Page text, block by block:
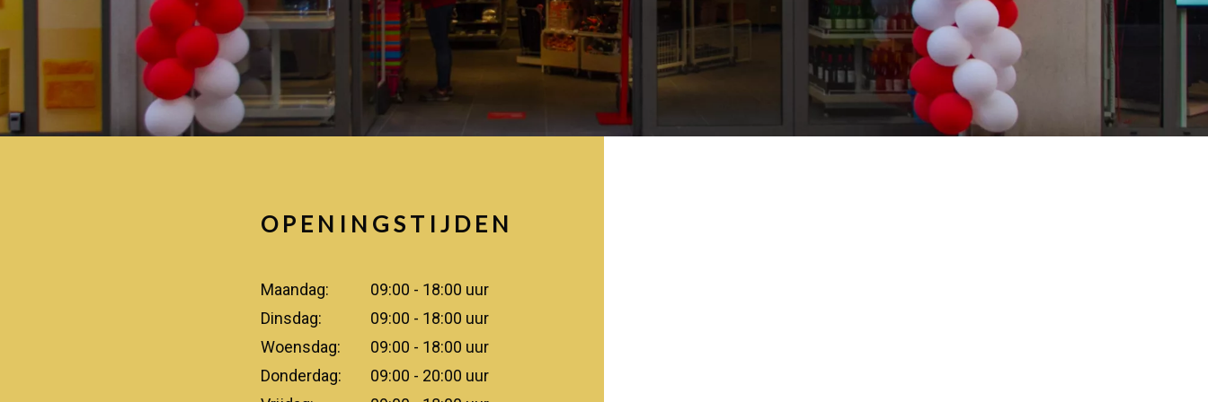
OPENINGSTIJDEN
Maandag:
09:00 - 18:00 uur
Dinsdag:
09:00 - 18:00 uur
Woensdag:
09:00 - 18:00 uur
Donderdag:
09:00 - 20:00 uur